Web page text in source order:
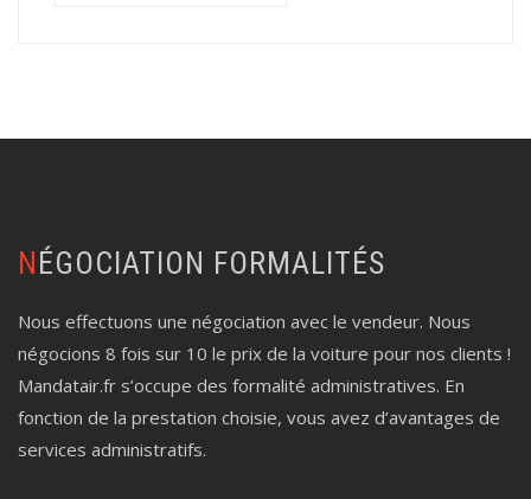
NÉGOCIATION FORMALITÉS
Nous effectuons une négociation avec le vendeur. Nous
négocions 8 fois sur 10 le prix de la voiture pour nos clients !
Mandatair.fr s’occupe des formalité administratives. En
fonction de la prestation choisie, vous avez d’avantages de
services administratifs.